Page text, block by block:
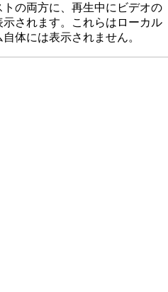
の両方に、再生中にビデオの
されます。これらはローカル
体には表示されません。